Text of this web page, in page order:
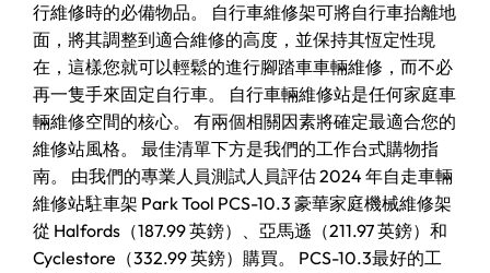
行維修時的必備物品。 自行車維修架可將自行車抬離地
面，將其調整到適合維修的高度，並保持其恆定性現
在，這樣您就可以輕鬆的進行腳踏車車輛維修，而不必
再一隻手來固定自行車。 自行車輛維修站是任何家庭車
輛維修空間的核心。 有兩個相關因素將確定最適合您的
維修站風格。 最佳清單下方是我們的工作台式購物指
南。 由我們的專業人員測試人員評估 2024 年自走車輛
維修站駐車架 Park Tool PCS-10.3 豪華家庭機械維修架
從 Halfords（187.99 英鎊）、亞馬遜（211.97 英鎊）和
Cyclestore（332.99 英鎊）購買。 PCS-10.3最好的工